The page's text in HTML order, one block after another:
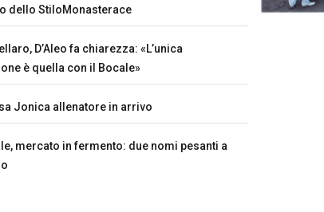
dello StiloMonasterace
D’Aleo fa chiarezza: «L’unica
è quella con il Bocale»
Jonica allenatore in arrivo
mercato in fermento: due nomi pesanti a